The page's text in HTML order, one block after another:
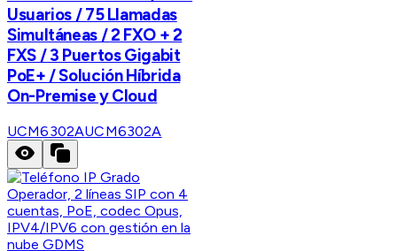
Usuarios / 75 Llamadas
Simultáneas / 2 FXO + 2
FXS / 3 Puertos Gigabit
PoE+ / Solución Híbrida
On-Premise y Cloud
UCM6302AUCM6302A